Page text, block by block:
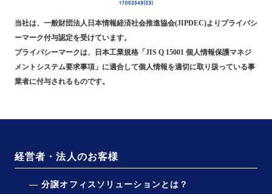
当社は、一般財団法人日本情報経済社会推進協会(JIPDEC)よりプライバシ
ーマーク付与認定を受けています。
プライバシーマークは、日本工業規格「JIS Q 15001 個人情報保護マネジ
メントシステム要求事項」に適合して個人情報を適切に取り扱っている事
業者に付与されるものです。
経営者・法人のお客様
分譲オフィスソリューションとは？